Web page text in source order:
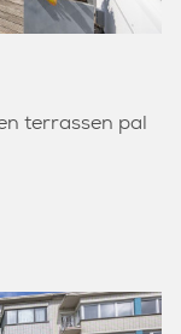
terrassen pal